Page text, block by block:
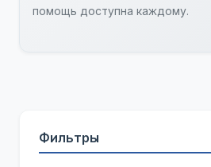
Фильтры
помощь доступна каждому.